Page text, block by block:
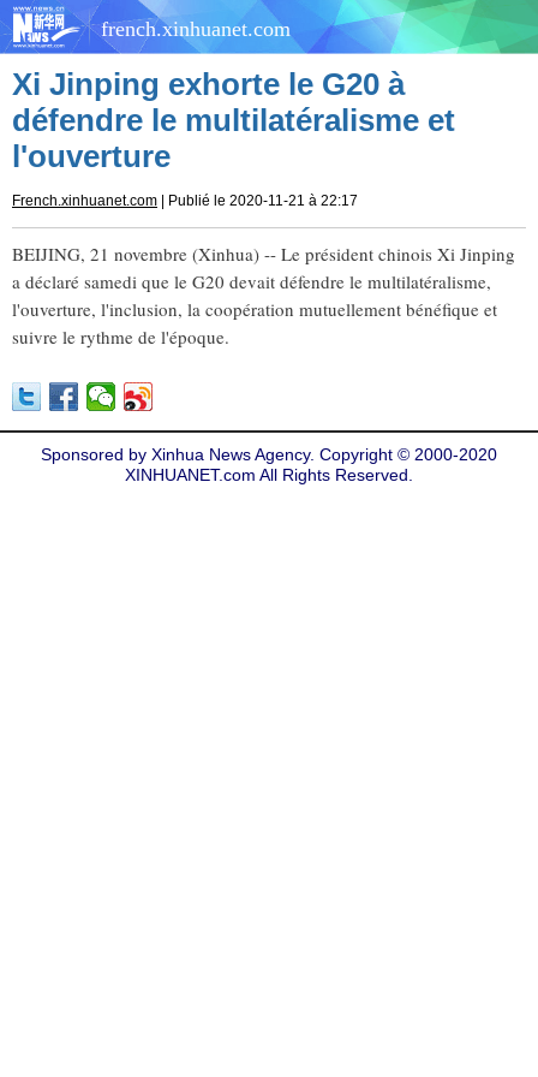
french.xinhuanet.com
Xi Jinping exhorte le G20 à
défendre le multilatéralisme et
l'ouverture
French.xinhuanet.com | Publié le 2020-11-21 à 22:17
BEIJING, 21 novembre (Xinhua) -- Le président chinois Xi Jinping
a déclaré samedi que le G20 devait défendre le multilatéralisme,
l'ouverture, l'inclusion, la coopération mutuellement bénéfique et
suivre le rythme de l'époque.
Sponsored by Xinhua News Agency. Copyright © 2000-2020
XINHUANET.com All Rights Reserved.